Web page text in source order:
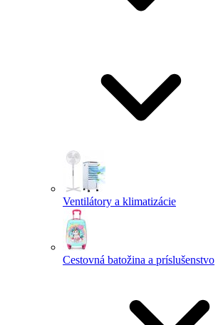
Ventilátory a klimatizácie
Cestovná batožina a príslušenstvo